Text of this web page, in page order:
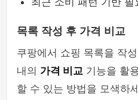
목록 작성 후 가격 비교
쿠팡에서 쇼핑 목록을 작
내의 가격 비교 기능을 활
할 수 있는 방법을 모색하